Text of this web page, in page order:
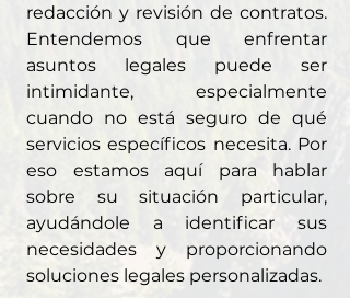
redacción y revisión de contratos.
Entendemos que enfrentar
asuntos legales puede ser
intimidante, especialmente
cuando no está seguro de qué
servicios específicos necesita. Por
eso estamos aquí para hablar
sobre su situación particular,
ayudándole a identificar sus
necesidades y proporcionando
soluciones legales personalizadas.